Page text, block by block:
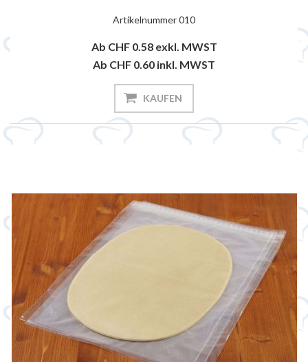
Artikelnummer010
Ab CHF 0.58 exkl. MWST
Ab CHF 0.60 inkl. MWST
KAUFEN